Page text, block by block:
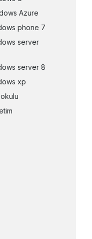
Azure
phone 7
server
server 8
xp